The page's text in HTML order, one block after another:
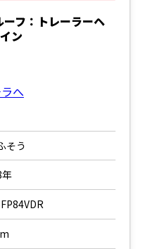
フ：トレーラーヘ
ン
へ
そう